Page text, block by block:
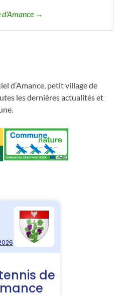
d'Amance →
d’Amance, petit village de
les dernières actualités et